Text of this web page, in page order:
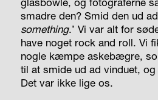
smadre den? Smid den ud
something.’ Vi var alt for
have noget rock and roll. Vi
nogle kæmpe askebægre,
til at smide ud ad vinduet, og
Det var ikke lige os.